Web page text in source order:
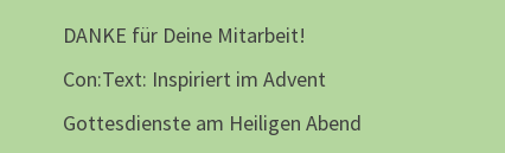
DANKE für Deine Mitarbeit!
Con:Text: Inspiriert im Advent
Gottesdienste am Heiligen Abend